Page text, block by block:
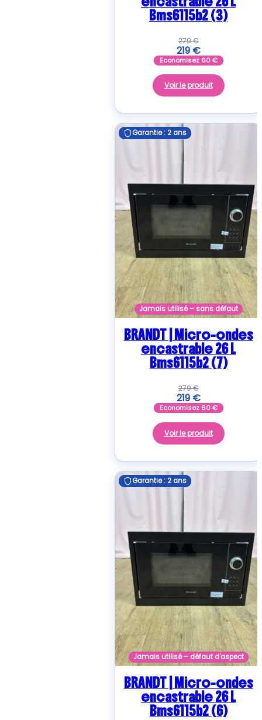
Bms6115b2 (3)
279€
219 €
Economisez 60€
Voir le produit
Garantie : 2 ans
Jamais utilisé – sans défaut
Garantie : 2 ans
BRANDT | Micro-ondes
encastrable 26 L
Bms6115b2 (7)
279€
219 €
Economisez 60€
Voir le produit
Garantie : 2 ans
Jamais utilisé – défaut d'aspect
Garantie : 2 ans
BRANDT | Micro-ondes
encastrable 26 L
Bms6115b2 (6)